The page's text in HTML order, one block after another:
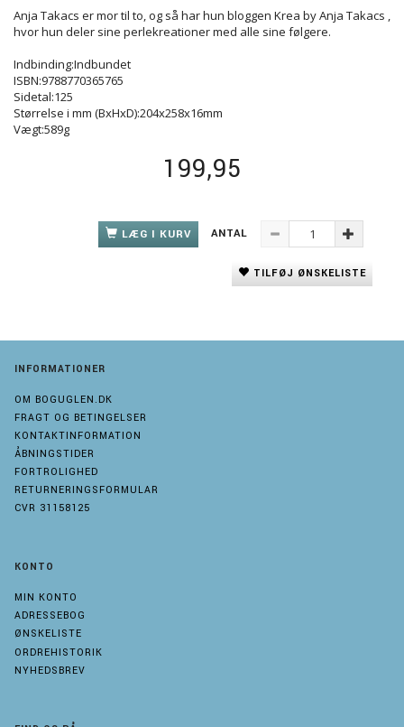
Anja Takacs er mor til to, og så har hun bloggen Krea by Anja Takacs ,
hvor hun deler sine perlekreationer med alle sine følgere.
Indbinding:Indbundet
ISBN:9788770365765
Sidetal:125
Størrelse i mm (BxHxD):204x258x16mm
Vægt:589g
199,95
LÆG I KURV ANTAL
TILFØJ ØNSKELISTE
INFORMATIONER
OM BOGUGLEN.DK
FRAGT OG BETINGELSER
KONTAKTINFORMATION
ÅBNINGSTIDER
FORTROLIGHED
RETURNERINGSFORMULAR
CVR 31158125
KONTO
MIN KONTO
ADRESSEBOG
ØNSKELISTE
ORDREHISTORIK
NYHEDSBREV